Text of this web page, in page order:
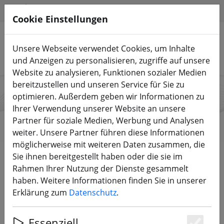
Produkte suchen
AIRBOT CO., LTD
Start Marken AIRBOT CO., LTD
Alle Produkte von AIRBOT CO., LTD
Cookie Einstellungen
Unsere Webseite verwendet Cookies, um Inhalte
und Anzeigen zu personalisieren, zugriffe auf unsere
Website zu analysieren, Funktionen sozialer Medien
bereitzustellen und unseren Service für Sie zu
optimieren. Außerdem geben wir Informationen zu
Ihrer Verwendung unserer Website an unsere
Partner für soziale Medien, Werbung und Analysen
weiter. Unsere Partner führen diese Informationen
möglicherweise mit weiteren Daten zusammen, die
Sie ihnen bereitgestellt haben oder die sie im
Rahmen Ihrer Nutzung der Dienste gesammelt
haben. Weitere Informationen finden Sie in unserer
Erklärung zum Datenschutz.